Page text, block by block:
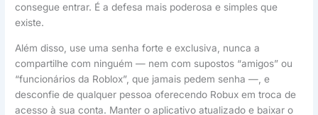
consegue entrar. É a defesa mais poderosa e simples que
existe.
Além disso, use uma senha forte e exclusiva, nunca a
compartilhe com ninguém — nem com supostos “amigos” ou
“funcionários da Roblox”, que jamais pedem senha —, e
desconfie de qualquer pessoa oferecendo Robux em troca de
acesso à sua conta. Manter o aplicativo atualizado e baixar o